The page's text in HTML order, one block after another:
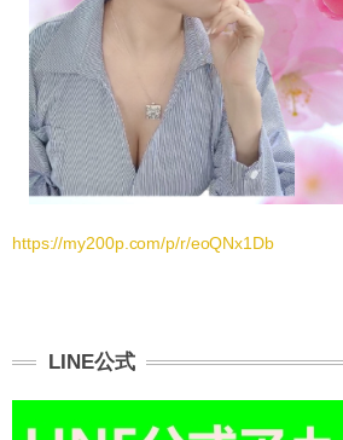
https://my200p.com/p/r/eoQNx1Db
LINE公式